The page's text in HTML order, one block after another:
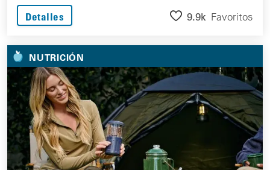
Detalles 9.9k Favoritos
NUTRICIÓN